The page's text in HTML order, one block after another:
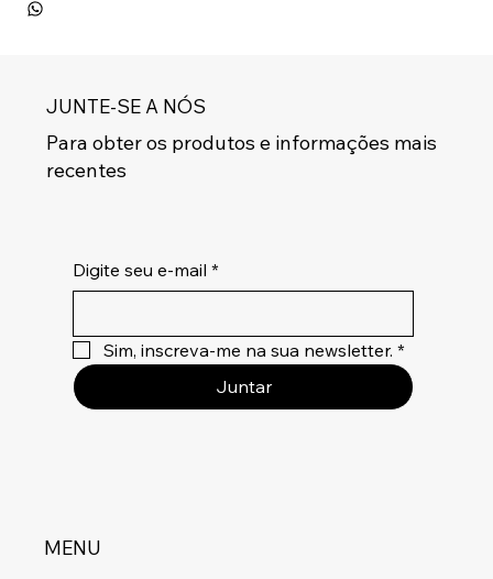
JUNTE-SE A NÓS
Para obter os produtos e informações mais
recentes
Digite seu e-mail *
Sim, inscreva-me na sua newsletter. *
Juntar
MENU